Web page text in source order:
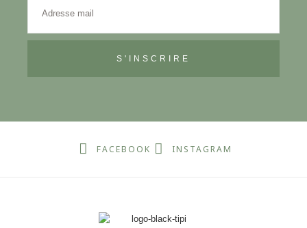
S'INSCRIRE
FACEBOOK INSTAGRAM